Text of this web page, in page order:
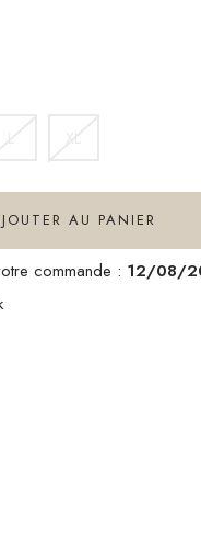
AU PANIER
commande : 12/08/